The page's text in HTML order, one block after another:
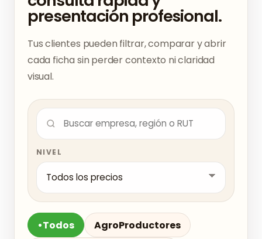
presentación profesional.
Tus clientes pueden filtrar, comparar y abrir
cada ficha sin perder contexto ni claridad
visual.
NIVEL
•Todos AgroProductores